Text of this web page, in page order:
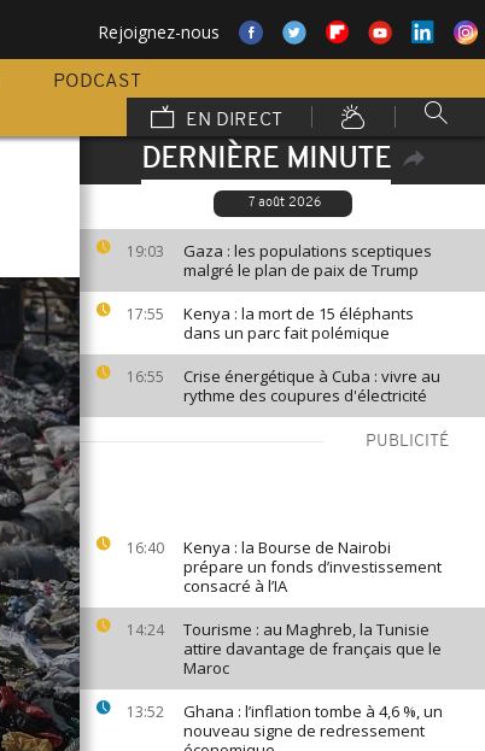
Rejoignez-nous
PODCAST
EN DIRECT
DERNIÈRE MINUTE
7 août 2026
19:03
Gaza : les populations sceptiques
malgré le plan de paix de Trump
17:55
Kenya : la mort de 15 éléphants
dans un parc fait polémique
16:55
Crise énergétique à Cuba : vivre au
rythme des coupures d'électricité
PUBLICITÉ
16:40
Kenya : la Bourse de Nairobi
prépare un fonds d’investissement
consacré à l’IA
14:24
Tourisme : au Maghreb, la Tunisie
attire davantage de français que le
Maroc
13:52
Ghana : l’inflation tombe à 4,6 %, un
nouveau signe de redressement